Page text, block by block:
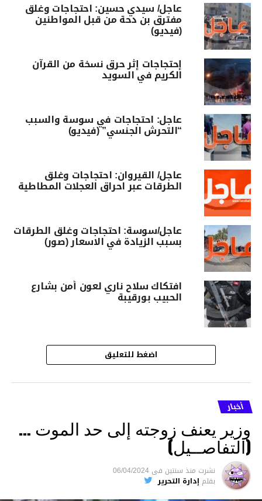
عاجل/ سيدي حسين: احتجاجات وغلق
مفترق بن دحة من قبل المواطنين
(فيديو)
إحتجاجات إثر حرق نسخة من القرآن
الكريم في السويد
عاجل: احتجاجات في سوسة والسبب
“التحرش الجنسي” (فيديو)
عاجل/ القيروان: احتجاجات وغلق
الطرقات عبر احراق العجلات المطاطية
عاجل/سوسة: احتجاجات وغلق الطرقات
بسبب الزيادة في الاسعار (صور)
افتكاك سلاح ناري لعون أمن بشارع
الحبيب بورقيبة
اضغط للتعليق
أخبار
وزير يعنف زوجته إلى حد الموت …
(التفاصــيل)
نشرت منذ سنتين فى 06/04/2024
بقلم إدارة التحرير